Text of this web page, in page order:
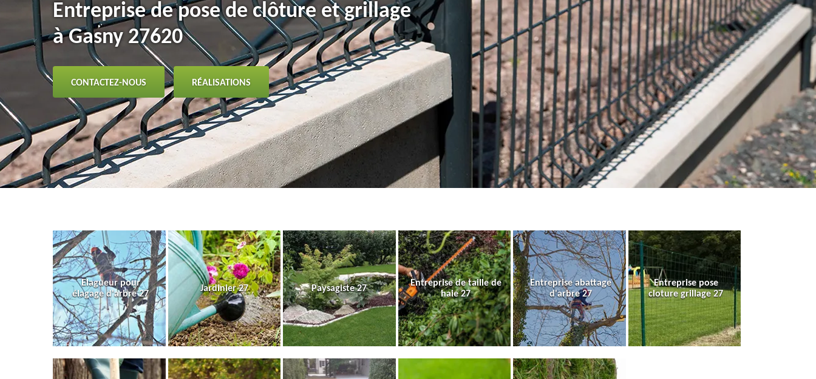
Entreprise de pose de clôture et grillage
à Gasny 27620
CONTACTEZ-NOUS RÉALISATIONS
Elagueur pour
élagage d'arbre 27
Jardinier 27 Paysagiste 27
Entreprise de taille de
haie 27
Entreprise abattage
d'arbre 27
Entreprise pose
cloture grillage 27